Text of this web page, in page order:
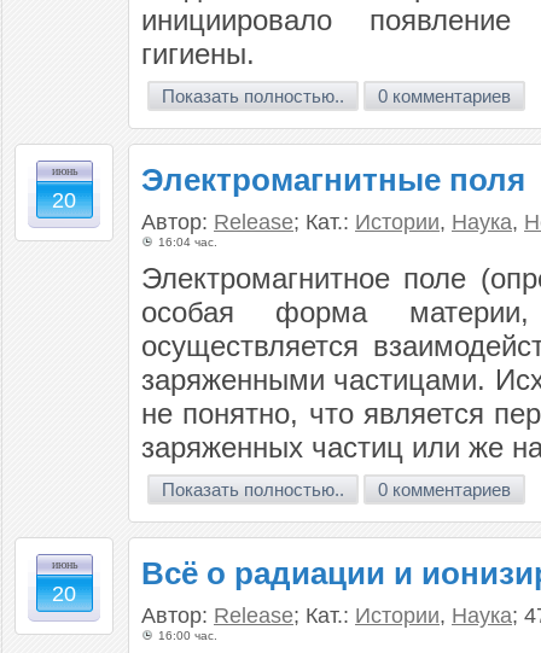
инициировало
гигиены.
Показать полностью.. 0 комментариев
июнь
20
Электромагнитные поля
Автор: Release; Кат.: Истории, Наука,
16:04 час.
Электромагнитное поле
особая форма материи,
осуществляется
заряженными частицами.
не понятно, что является
заряженных частиц или же
Показать полностью.. 0 комментариев
июнь
20
Всё о радиации и
Автор: Release; Кат.: Истории, Наука;
16:00 час.